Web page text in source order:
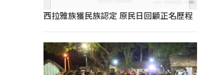
西拉雅族獲民族認定 原民日回顧正名歷程